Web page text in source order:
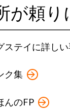
が頼
ステイに詳し
ク集
んのFP